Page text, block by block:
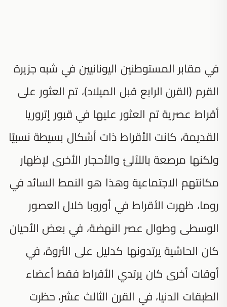
في مقابر المستوطنين اليونانيين في شبه جزيرة
القرم (القرن الرابع قبل الميلاد)، تم العثور على
أقراط عصرية تم العثور عليها في قبور إتروريا
القديمة، كانت الأقراط ذات أشكال بسيطة نسبيًا
ولكنها مرصعة باللآلئ والأحجار الأخرى لإظهار
مكانتهم الاجتماعية وهذا هو النمط السائد في
روما، ظهرت الأقراط في أوروبا خلال العصور
الوسطى وطوال عصر النهضة، في بعض الأحيان
كان الحاشية يرتدونها كدليل على الثروة، في
أوقات أخرى كان يرتدي الأقراط فقط أعضاء
الطبقات الدنيا، في القرن الثالث عشر، حظرت